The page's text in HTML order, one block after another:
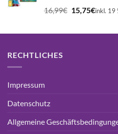
16,99€
Preis
15,75€inkl. 19
RECHTLICHES
Impressum
Datenschutz
Allgemeine